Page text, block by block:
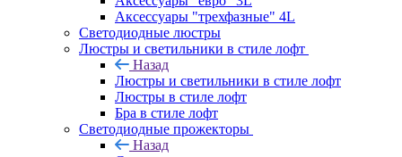
Аксессуары "трехфазные" 4L
Светодиодные люстры
Люстры и светильники в стиле лофт
Назад
Люстры и светильники в стиле лофт
Люстры в стиле лофт
Бра в стиле лофт
Светодиодные прожекторы
Назад